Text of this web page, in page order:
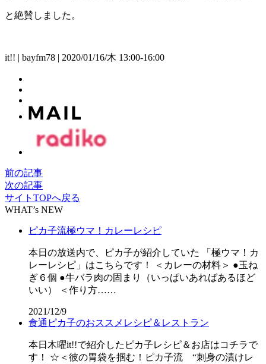
と絶賛しました。
it!! | bayfm78 | 2020/01/16/木 13:00-16:00
前の記事
次の記事
サイトTOPへ戻る
WHAT’s NEW
ピカ子流極ウマ！カレーレシピ
本日の放送内で、ピカ子が紹介していた 「極ウマ！カ
レーレシピ」はこちらです！ ＜カレーの材料＞ ●玉ね
ぎ６個 ●牛バラ肉の固まり（いっぱいあればあるほど
いい） ＜作り方……
2021/12/9
食通ピカ子のおススメレシピ＆レストラン
本日木曜it!!で紹介したピカ子レシピ＆お店はコチラで
す！ ☆＜彼の胃袋を掴む！ピカ子流 “刺身の漬けレ